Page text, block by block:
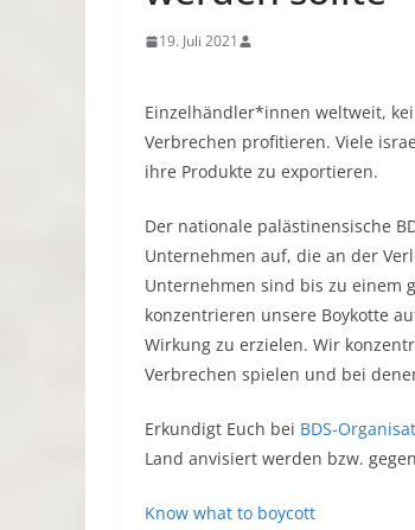
19. Juli 2021
Einzelhändler*innen weltweit,
Verbrechen profitieren. Viele
ihre Produkte zu exportieren.
Der nationale palästinensische
Unternehmen auf, die an der
Unternehmen sind bis zu einem
konzentrieren unsere Boykotte
Wirkung zu erzielen. Wir
Verbrechen spielen und bei
Erkundigt Euch bei BDS-
Land anvisiert werden bzw.
Know what to boycott